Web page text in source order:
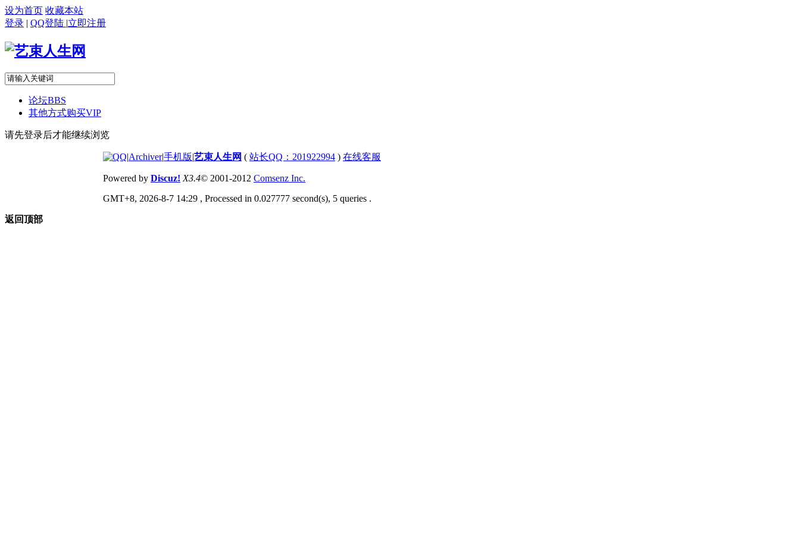
设为首页 收藏本站
登录 | QQ登陆 |立即注册
论坛BBS
其他方式购买VIP
请先登录后才能继续浏览
|Archiver|手机版|艺束人生网 ( 站长QQ：201922994 ) 在线客服
Powered by Discuz! X3.4© 2001-2012 Comsenz Inc.
GMT+8, 2026-8-7 14:29 , Processed in 0.027777 second(s), 5 queries .
返回顶部